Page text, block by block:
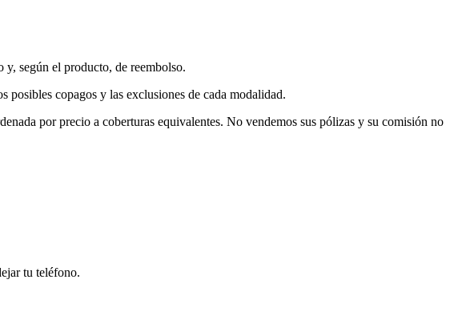
y, según el producto, de reembolso.
posibles copagos y las exclusiones de cada modalidad.
por precio a coberturas equivalentes. No vendemos sus pólizas y su comisión no
tu teléfono.